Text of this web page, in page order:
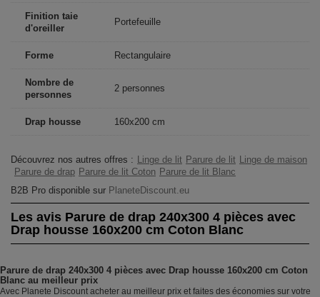
Finition taie
d'oreiller
Portefeuille
Forme Rectangulaire
Nombre de
personnes
2 personnes
Drap housse 160x200 cm
Découvrez nos autres offres : Linge de lit Parure de lit Linge de maison
Parure de drap Parure de lit Coton Parure de lit Blanc
B2B Pro disponible sur PlaneteDiscount.eu
Les avis Parure de drap 240x300 4 pièces avec
Drap housse 160x200 cm Coton Blanc
Parure de drap 240x300 4 pièces avec Drap housse 160x200 cm Coton
Blanc au meilleur prix
Avec Planete Discount acheter au meilleur prix et faites des économies sur votre